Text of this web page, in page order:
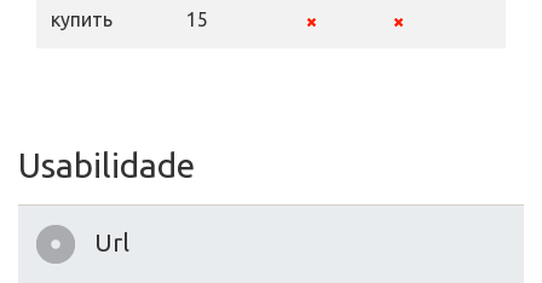
купить 15
Usabilidade
Url